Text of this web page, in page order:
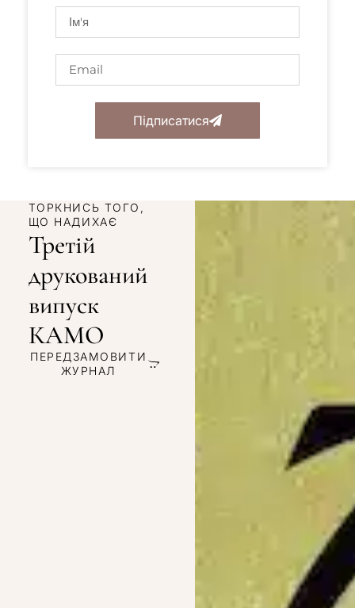
Підписатися
ТОРКНИСЬ ТОГО,
ЩО НАДИХАЄ
Третій
друкований
випуск
КАМО
ПЕРЕДЗАМОВИТИ
ЖУРНАЛ